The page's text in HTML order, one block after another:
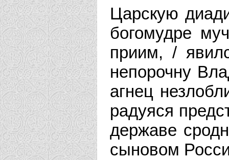
Царскую
богомудре
приим, /
непорочну
агнец
радуяся
державе
сыновом